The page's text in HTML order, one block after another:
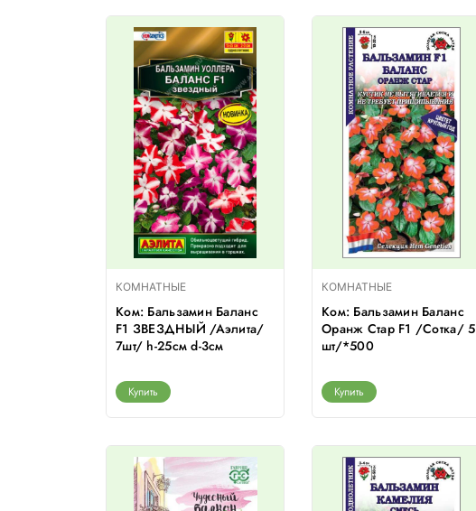
КОМНАТНЫЕ
Ком: Бальзамин Баланс
F1 ЗВЕЗДНЫЙ /Аэлита/
7шт/ h-25см d-3см
Купить
КОМНАТНЫЕ
Ком: Бальзамин Баланс
Оранж Стар F1 /Сотка/ 5
шт/*500
Купить